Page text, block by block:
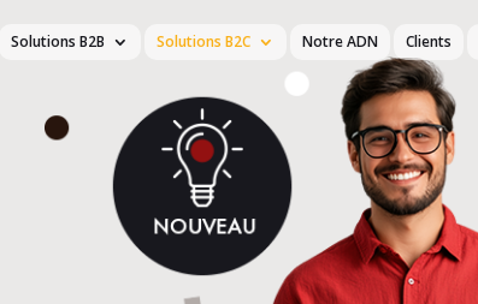
Solutions B2B Solutions B2C Notre ADN Clients